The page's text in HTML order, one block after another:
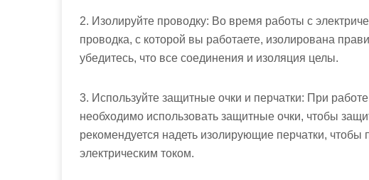
2. Изолируйте проводку: Во время работы с
проводка, с которой вы работаете, изолирована
убедитесь, что все соединения и изоляция целы.
3. Используйте защитные очки и перчатки: При
необходимо использовать защитные очки, чтобы
рекомендуется надеть изолирующие перчатки,
электрическим током.